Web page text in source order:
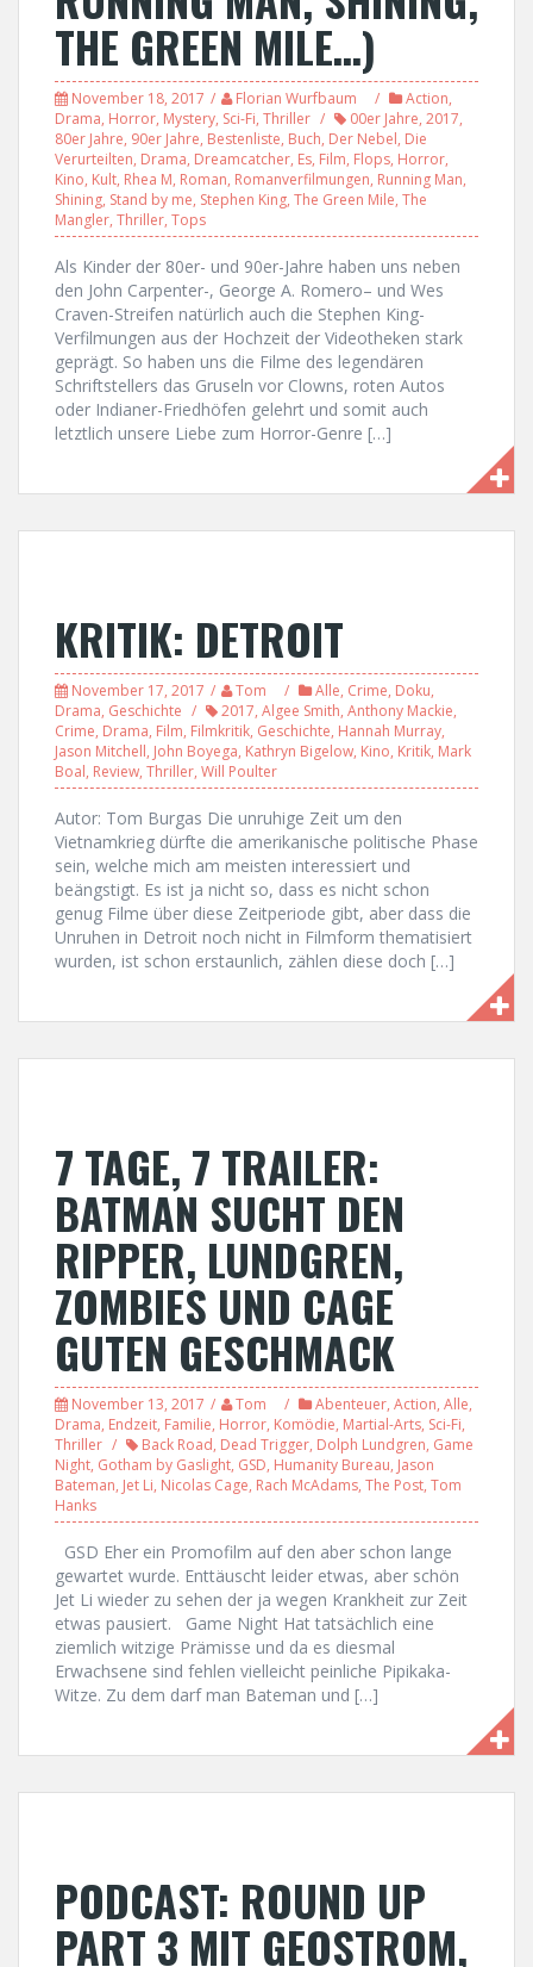
THE GREEN MILE…)
November 18, 2017 Florian Wurfbaum Action,
Drama, Horror, Mystery, Sci-Fi, Thriller 00er Jahre, 2017,
80er Jahre, 90er Jahre, Bestenliste, Buch, Der Nebel, Die
Verurteilten, Drama, Dreamcatcher, Es, Film, Flops, Horror,
Kino, Kult, Rhea M, Roman, Romanverfilmungen, Running Man,
Shining, Stand by me, Stephen King, The Green Mile, The
Mangler, Thriller, Tops
Als Kinder der 80er- und 90er-Jahre haben uns neben
den John Carpenter-, George A. Romero– und Wes
Craven-Streifen natürlich auch die Stephen King-
Verfilmungen aus der Hochzeit der Videotheken stark
geprägt. So haben uns die Filme des legendären
Schriftstellers das Gruseln vor Clowns, roten Autos
oder Indianer-Friedhöfen gelehrt und somit auch
letztlich unsere Liebe zum Horror-Genre […]
KRITIK: DETROIT
November 17, 2017 Tom Alle, Crime, Doku,
Drama, Geschichte 2017, Algee Smith, Anthony Mackie,
Crime, Drama, Film, Filmkritik, Geschichte, Hannah Murray,
Jason Mitchell, John Boyega, Kathryn Bigelow, Kino, Kritik, Mark
Boal, Review, Thriller, Will Poulter
Autor: Tom Burgas Die unruhige Zeit um den
Vietnamkrieg dürfte die amerikanische politische Phase
sein, welche mich am meisten interessiert und
beängstigt. Es ist ja nicht so, dass es nicht schon
genug Filme über diese Zeitperiode gibt, aber dass die
Unruhen in Detroit noch nicht in Filmform thematisiert
wurden, ist schon erstaunlich, zählen diese doch […]
7 TAGE, 7 TRAILER:
BATMAN SUCHT DEN
RIPPER, LUNDGREN,
ZOMBIES UND CAGE
GUTEN GESCHMACK
November 13, 2017 Tom Abenteuer, Action, Alle,
Drama, Endzeit, Familie, Horror, Komödie, Martial-Arts, Sci-Fi,
Thriller
Back Road, Dead Trigger, Dolph Lundgren, Game
Night, Gotham by Gaslight, GSD, Humanity Bureau, Jason
Bateman, Jet Li, Nicolas Cage, Rach McAdams, The Post, Tom
Hanks
GSD Eher ein Promofilm auf den aber schon lange
gewartet wurde. Enttäuscht leider etwas, aber schön
Jet Li wieder zu sehen der ja wegen Krankheit zur Zeit
etwas pausiert. Game Night Hat tatsächlich eine
ziemlich witzige Prämisse und da es diesmal
Erwachsene sind fehlen vielleicht peinliche Pipikaka-
Witze. Zu dem darf man Bateman und […]
PODCAST: ROUND UP
PART 3 MIT GEOSTROM,